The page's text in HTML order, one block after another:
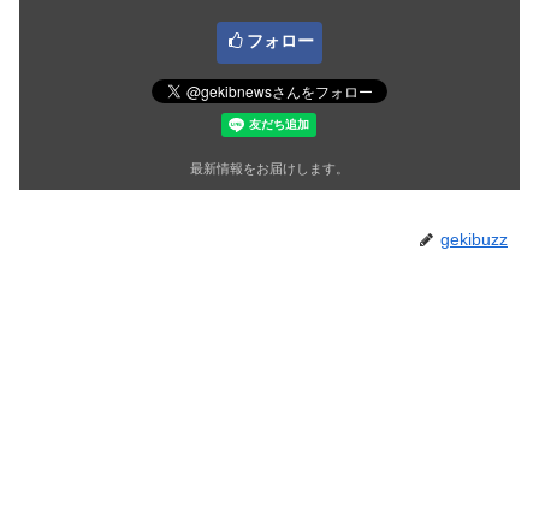
フォロー
最新情報をお届けします。
gekibuzz